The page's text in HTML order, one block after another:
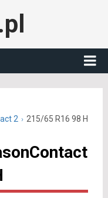
2 215/65 R16 98 H